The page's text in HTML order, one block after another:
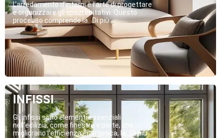
L’arredamento d’interni è l’arte di progettare
e organizzare gli spazi abitativi. Questo
processo comprende la...Di più
INFISSI
Gli infissi sono elementi essenziali
nell’edilizia, come finestre e porte, che
migliorano l’efficienza energetica, la...Di più